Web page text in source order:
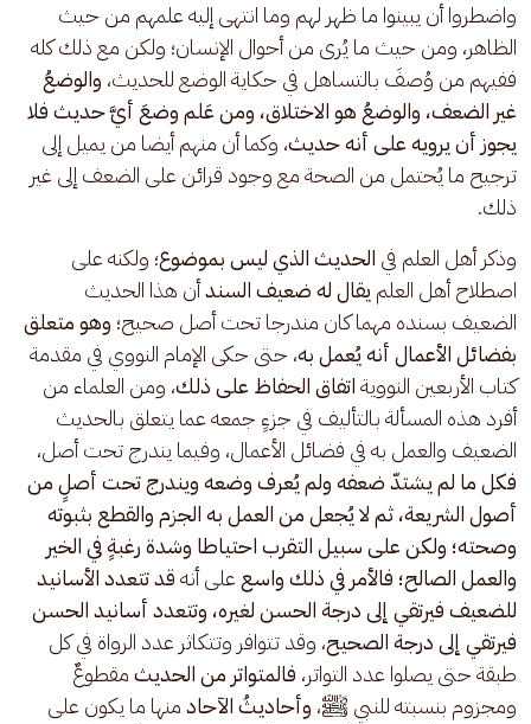
واضطروا أن يبينوا ما ظهر لهم وما انتهى إليه علمهم من حيث
الظاهر، ومن حيث ما يُرى من أحوال الإنسان؛ ولكن مع ذلك كله
ففيهم من وُصفَ بالتساهل في حكاية الوضع للحديث، والوضعُ
غير الضعف، والوضعُ هو الاختلاق، ومن عَلم وضعَ أيَّ حديث فلا
يجوز أن يرويه على أنه حديث، وكما أن منهم أيضا من يميل إلى
ترجيح ما يُحتمل من الصحة مع وجود قرائن على الضعف إلى غير
ذلك.
وذكر أهل العلم في الحديث الذي ليس بموضوع؛ ولكنه على
اصطلاح أهل العلم يقال له ضعيف السند أن هذا الحديث
الضعيف بسنده مهما كان مندرجا تحت أصل صحيح؛ وهو متعلق
بفضائل الأعمال أنه يُعمل به، حتى حكى الإمام النووي في مقدمة
كتاب الأربعين النووية اتفاق الحفاظ على ذلك، ومن العلماء من
أفرد هذه المسألة بالتأليف في جزءٍ جمعه عما يتعلق بالحديث
الضعيف والعمل به في فضائل الأعمال، وفيما يندرج تحت أصل،
فكل ما لم يشتدّ ضعفه ولم يُعرف وضعه ويندرج تحت أصلٍ من
أصول الشريعة، ثم لا يُجعل من العمل به الجزم والقطع بثبوته
وصحته؛ ولكن على سبيل التقرب احتياطا وشدة رغبةٍ في الخير
والعمل الصالح؛ فالأمر في ذلك واسع على أنه قد تتعدد الأسانيد
للضعيف فيرتقي إلى درجة الحسن لغيره، وتتعدد أسانيد الحسن
فيرتقي إلى درجة الصحيح، وقد تتوافر وتتكاثر عدد الرواة في كل
طبقة حتى يصلوا عدد التواتر، فالمتواتر من الحديث مقطوعٌ
ومجزوم بنسبته للنبي ﷺ، وأحاديثُ الآحاد منها ما يكون على